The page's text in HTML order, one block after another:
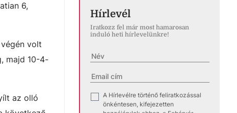
6,
volt
majd 10-4-
az olló
Hírlevél
Iratkozz fel már most hamarosan
induló heti hírlevelünkre!
✓
A Hírlevélre történő feliratkozással
önkéntesen, kifejezetten